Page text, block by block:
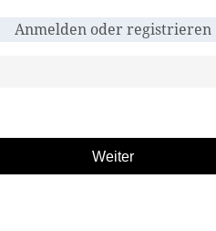
Anmelden oder registrieren